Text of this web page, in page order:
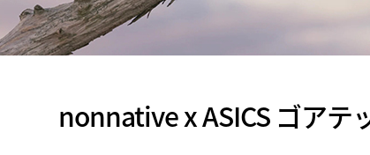
nonnative x ASICS ゴアテ